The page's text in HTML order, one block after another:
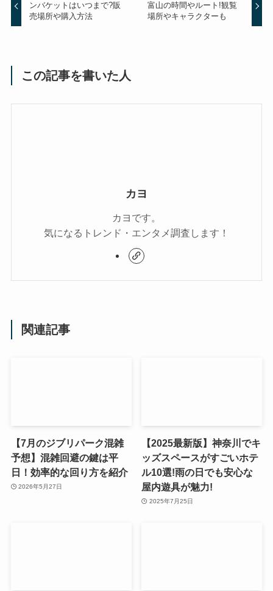
ンバケットはいつまで?販
売場所や購入方法
富山の時間やルート!観覧
場所やキャラクターも
この記事を書いた人
カヨ
カヨです。
気になるトレンド・エンタメ調査します！
関連記事
【7月のジブリパーク混雑
予想】混雑回避の鍵は平
日！効率的な回り方を紹介
2026年5月27日
【2025最新版】神奈川でキ
ッズスペースがすごいホテ
ル10選!雨の日でも安心な
屋内遊具が魅力!
2025年7月25日